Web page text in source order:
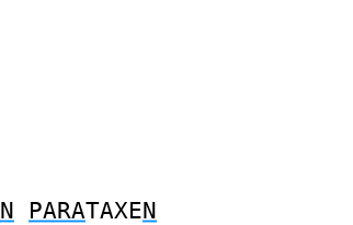
N PARATAXEN